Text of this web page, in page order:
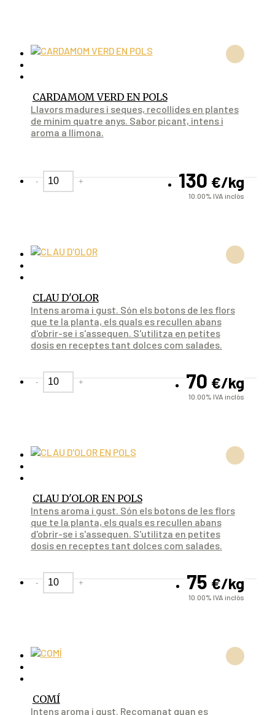
CARDAMOM VERD EN POLS
Llavors madures i seques, recollides en plantes
de mínim quatre anys. Sabor picant, intens i
aroma a llimona.
130 €/kg
10.00%IVA inclòs
- +
CLAU D'OLOR
Intens aroma i gust. Són els botons de les flors
que te la planta, els quals es recullen abans
d'obrir-se i s'assequen. S'utilitza en petites
dosis en receptes tant dolces com salades.
70 €/kg
10.00%IVA inclòs
- +
CLAU D'OLOR EN POLS
Intens aroma i gust. Són els botons de les flors
que te la planta, els quals es recullen abans
d'obrir-se i s'assequen. S'utilitza en petites
dosis en receptes tant dolces com salades.
75 €/kg
10.00%IVA inclòs
- +
COMÍ
Intens aroma i gust. Recomanat quan es